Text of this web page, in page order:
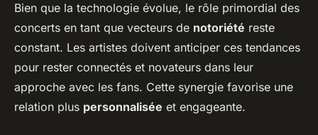
Bien que la technologie évolue, le rôle primordial des
concerts en tant que vecteurs de notoriété reste
constant. Les artistes doivent anticiper ces tendances
pour rester connectés et novateurs dans leur
approche avec les fans. Cette synergie favorise une
relation plus personnalisée et engageante.